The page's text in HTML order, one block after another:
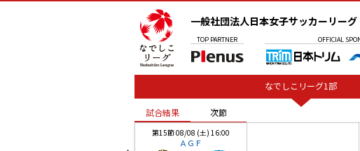
一般社団法人日本女子サッカーリーグ
TOP PARTNER OFFICIAL
なでしこリーグ1部
試合結果 次節
第15節 08/08 (土) 16:00
ＡＧＦ